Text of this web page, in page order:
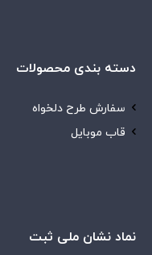
دسته بندی محصولات
سفارش طرح دلخواه
قاب موبایل
نماد نشان ملی ثبت